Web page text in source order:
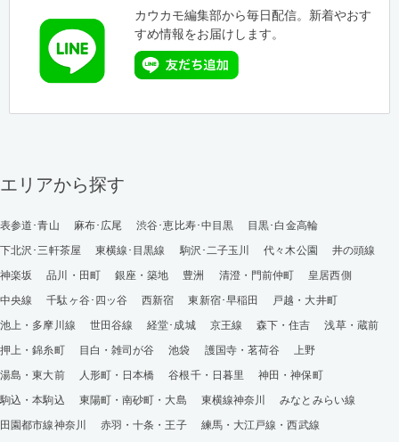
カウカモ編集部から毎日配信。新着やおす
すめ情報をお届けします。
エリアから探す
表参道･青山 麻布･広尾 渋谷･恵比寿･中目黒
目黒･白金高輪
下北沢･三軒茶屋
東横線･目黒線 駒沢･二子玉川 代々木公園
井の頭線
神楽坂
品川・田町 銀座・築地 豊洲 清澄・門前仲町
皇居西側
中央線
千駄ヶ谷･四ッ谷 西新宿 東新宿･早稲田
戸越・大井町
池上・多摩川線
世田谷線 経堂･成城 京王線 森下・住吉
浅草・蔵前
押上・錦糸町
目白・雑司が谷 池袋 護国寺・茗荷谷
上野
湯島・東大前
人形町・日本橋 谷根千・日暮里
神田・神保町
駒込・本駒込
東陽町・南砂町・大島 東横線神奈川
みなとみらい線
田園都市線神奈川
赤羽・十条・王子
練馬・大江戸線・西武線